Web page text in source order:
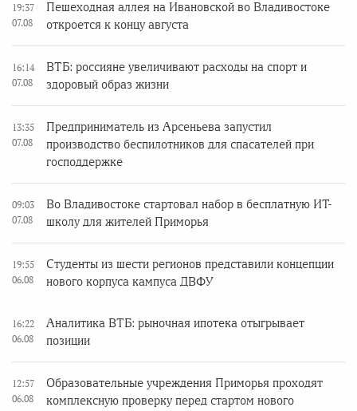
19:37
07.08
Пешеходная аллея на Ивановской во Владивостоке
откроется к концу августа
16:14
07.08
ВТБ: россияне увеличивают расходы на спорт и
здоровый образ жизни
13:35
07.08
Предприниматель из Арсеньева запустил
производство беспилотников для спасателей при
господдержке
09:03
07.08
Во Владивостоке стартовал набор в бесплатную ИТ-
школу для жителей Приморья
19:55
06.08
Студенты из шести регионов представили концепции
нового корпуса кампуса ДВФУ
16:22
06.08
Аналитика ВТБ: рыночная ипотека отыгрывает
позиции
12:57
06.08
Образовательные учреждения Приморья проходят
комплексную проверку перед стартом нового